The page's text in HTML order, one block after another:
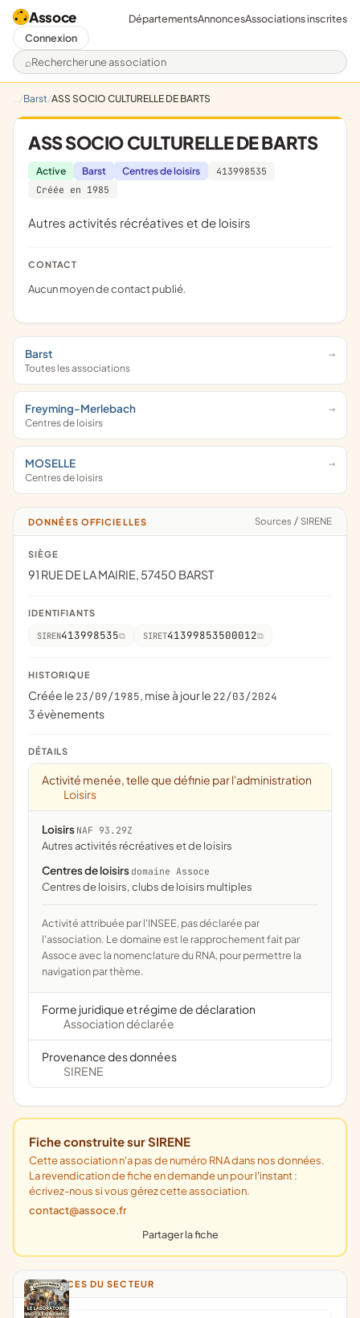
Assoce
Rechercher une association
DépartementsAnnoncesAssociations inscrites
Connexion
Barst ASS SOCIO CULTURELLE DE BARTS
ASS SOCIO CULTURELLE DE BARTS
Active Barst Centres de loisirs
413998535
Créée en 1985
Autres activités récréatives et de loisirs
CONTACT
Aucun moyen de contact publié.
Barst
Toutes les associations
Freyming-Merlebach
Centres de loisirs
MOSELLE
Centres de loisirs
DONNÉES OFFICIELLES Sources / SIRENE
SIÈGE
91 RUE DE LA MAIRIE, 57450 BARST
IDENTIFIANTS
SIREN413998535 SIRET41399853500012
HISTORIQUE
Créée le 23/09/1985, mise à jour le 22/03/2024
3 évènements
DÉTAILS
Activité menée, telle que définie par l'administration
Loisirs
Loisirs NAF 93.29Z
Autres activités récréatives et de loisirs
Centres de loisirs domaine Assoce
centres de loisirs, clubs de loisirs multiples
Activité attribuée par l'INSEE, pas déclarée par
l'association. Le domaine est le rapprochement fait par
Assoce avec la nomenclature du RNA, pour permettre la
navigation par thème.
Forme juridique et régime de déclaration
Association déclarée
Provenance des données
SIRENE
Fiche construite sur SIRENE
Cette association n'a pas de numéro RNA dans nos données.
La revendication de fiche en demande un pour l'instant :
écrivez-nous si vous gérez cette association.
contact@assoce.fr
Partager la fiche
ANNONCES DU SECTEUR